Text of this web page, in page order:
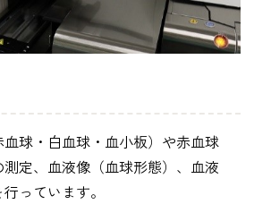
球・白血球・血小板）や赤血球
定、血液像（血球形態）、血液
っています。